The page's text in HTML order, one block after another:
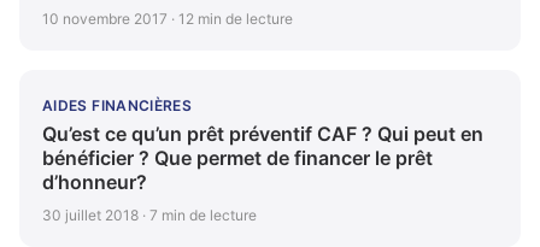
10 novembre 2017 · 12 min de lecture
AIDES FINANCIÈRES
Qu’est ce qu’un prêt préventif CAF ? Qui peut en
bénéficier ? Que permet de financer le prêt
d’honneur?
30 juillet 2018 · 7 min de lecture